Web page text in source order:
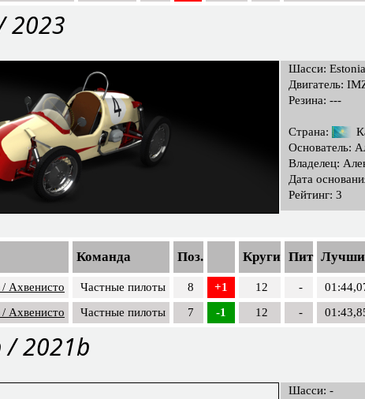
2023
Шасси:
Двигатель:
Резина: ---
Страна:
Основатель:
Владелец:
Дата
Рейтинг: 3
Команда Поз. Круги Пит
Ахвенисто Частные пилоты 8 +1 12 -
Ахвенисто Частные пилоты 7 -1 12 -
/ 2021b
Шасси: -